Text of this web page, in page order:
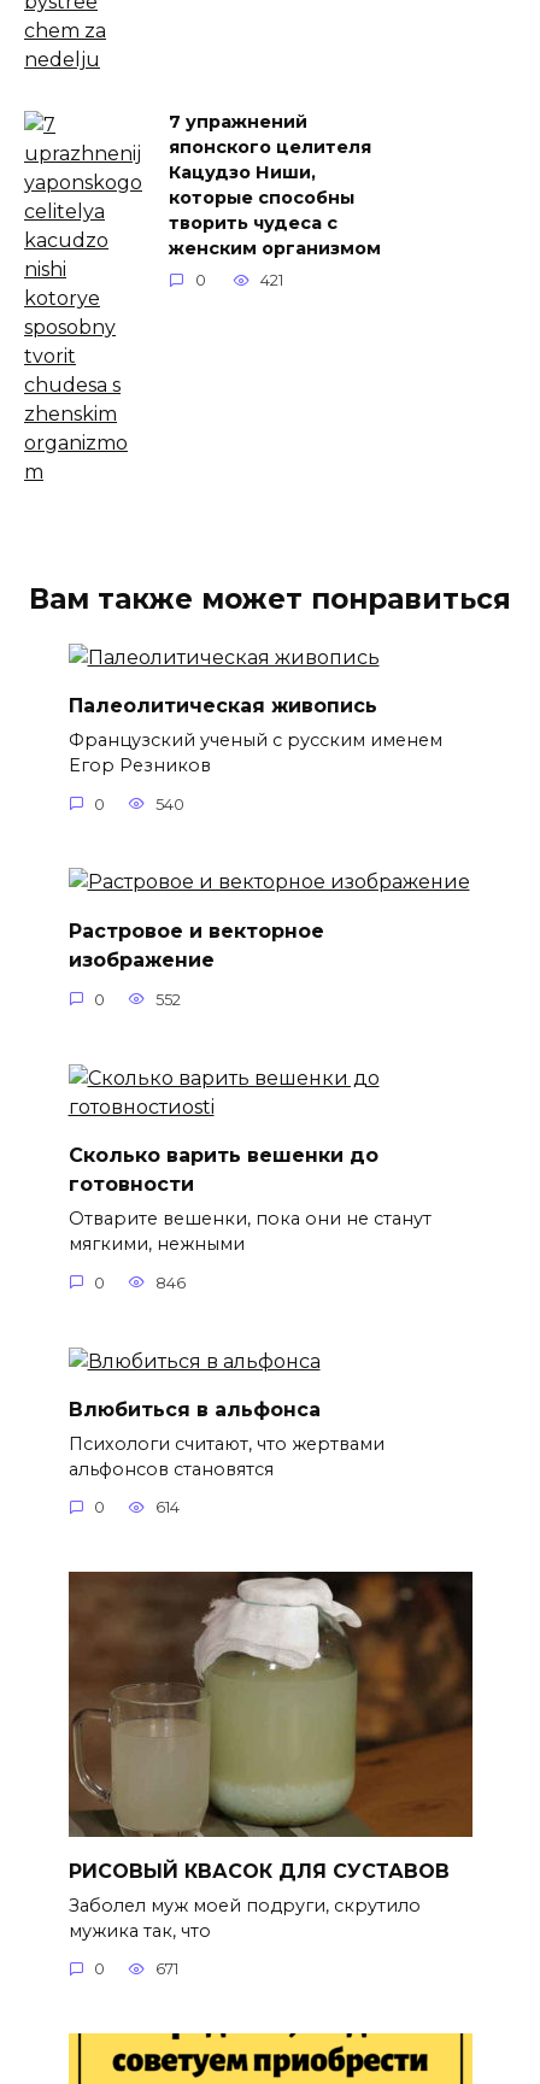
7 упражнений
японского целителя
Кацудзо Ниши,
которые способны
творить чудеса с
женским организмом
0 421
Вам также может понравиться
Палеолитическая живопись
Французский ученый с русским именем
Егор Резников
0 540
Растровое и векторное
изображение
0 552
Сколько варить вешенки до
готовности
Отварите вешенки, пока они не станут
мягкими, нежными
0 846
Влюбиться в альфонса
Психологи считают, что жертвами
альфонсов становятся
0 614
РИСОВЫЙ КВАСОК ДЛЯ СУСТАВОВ
Заболел муж моей подруги, скрутило
мужика так, что
0 671